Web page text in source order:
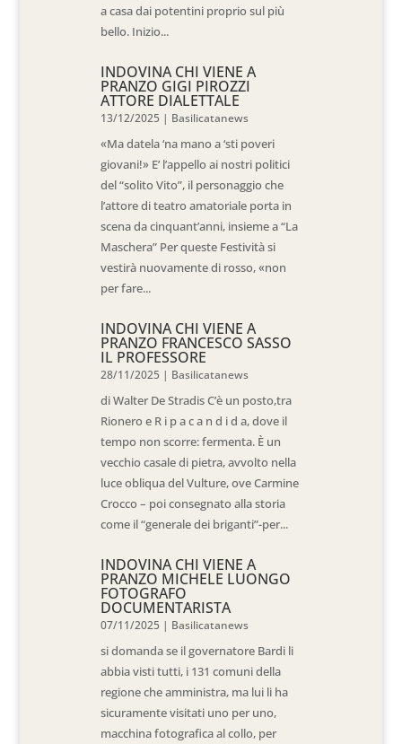
a casa dai potentini proprio sul più
bello. Inizio...
INDOVINA CHI VIENE A
PRANZO GIGI PIROZZI
ATTORE DIALETTALE
13/12/2025 | Basilicatanews
«Ma datela ‘na mano a ‘sti poveri
giovani!» E’ l’appello ai nostri politici
del “solito Vito”, il personaggio che
l’attore di teatro amatoriale porta in
scena da cinquant’anni, insieme a “La
Maschera” Per queste Festività si
vestirà nuovamente di rosso, «non
per fare...
INDOVINA CHI VIENE A
PRANZO FRANCESCO SASSO
IL PROFESSORE
28/11/2025 | Basilicatanews
di Walter De Stradis C’è un posto,tra
Rionero e R i p a c a n d i d a, dove il
tempo non scorre: fermenta. È un
vecchio casale di pietra, avvolto nella
luce obliqua del Vulture, ove Carmine
Crocco – poi consegnato alla storia
come il “generale dei briganti”-per...
INDOVINA CHI VIENE A
PRANZO MICHELE LUONGO
FOTOGRAFO
DOCUMENTARISTA
07/11/2025 | Basilicatanews
si domanda se il governatore Bardi li
abbia visti tutti, i 131 comuni della
regione che amministra, ma lui li ha
sicuramente visitati uno per uno,
macchina fotografica al collo, per